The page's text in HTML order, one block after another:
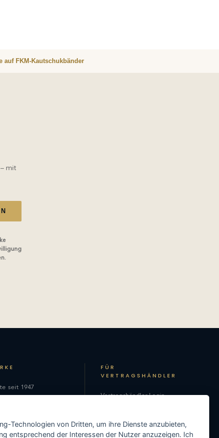
auf FKM-Kautschukbänder
mit
seit 1947
FÜR
VERTRAGSHÄNDLER
Vertragshändler-Login
registrieren
Technologien von Dritten, um ihre Dienste anzubieten,
entsprechend der Interessen der Nutzer anzuzeigen. Ich